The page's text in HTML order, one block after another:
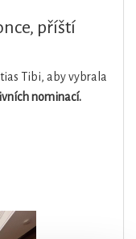
příští
Tibi, aby vybrala
nominací.